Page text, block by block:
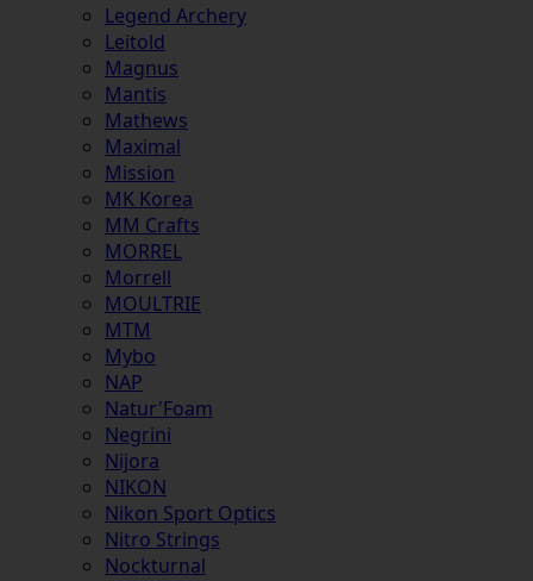
Legend Archery
Leitold
Magnus
Mantis
Mathews
Maximal
Mission
MK Korea
MM Crafts
MORREL
Morrell
MOULTRIE
MTM
Mybo
NAP
Natur'Foam
Negrini
Nijora
NIKON
Nikon Sport Optics
Nitro Strings
Nockturnal